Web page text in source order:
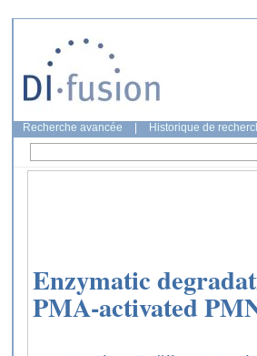
Recherche avancée Historique de
Enzymatic
PMA-activated